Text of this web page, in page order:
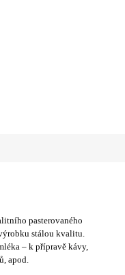
pasterovaného
stálou kvalitu.
– k přípravě kávy,
apod.